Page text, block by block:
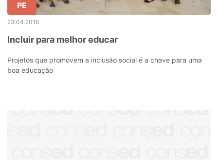
PE
23.04.2018
Incluir para melhor educar
Projetos que promovem a inclusão social é a chave para uma
boa educação